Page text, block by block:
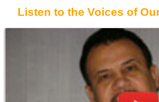
Listen to the Voices of